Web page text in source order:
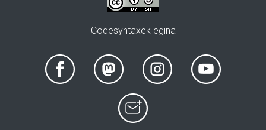
Codesyntaxek egina